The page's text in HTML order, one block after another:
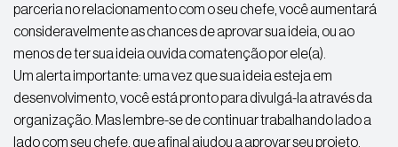
parceria no relacionamento com o seu chefe, você aumentará
consideravelmente as chances de aprovar sua ideia, ou ao
menos de ter sua ideia ouvida comatenção por ele(a).
Um alerta importante: uma vez que sua ideia esteja em
desenvolvimento, você está pronto para divulgá-la através da
organização. Mas lembre-se de continuar trabalhando lado a
lado com seu chefe, que afinal ajudou a aprovar seu projeto.